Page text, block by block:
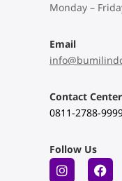
Monday –
Email
Contact Center
0811-2788-
Follow Us